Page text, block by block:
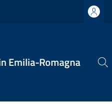
Emilia-Romagna